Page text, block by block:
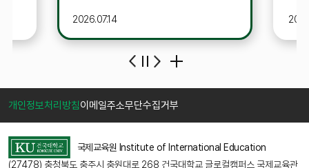
수업으로 학습을 진행하니 관심 있는 학
생들의 많은 참여 바랍니다 . ■ 프로그
식 : 대면 또는 비대면 3. 접수기간 : 20
26. 7. 15.( 수 ) ~ 8. 28.( 금 ) - 과목별 신
간 : 2026. 9. 7.( 월 ) ~ 2027. 1. 15.( 금 )
2026.07.14
개인정보처리방침이메일주소무단수집거부
국제교육원 Institute of International Education
(27478) 충청북도 충주시 충원대로 268 건국대학교 글로컬캠퍼스 국제교육관